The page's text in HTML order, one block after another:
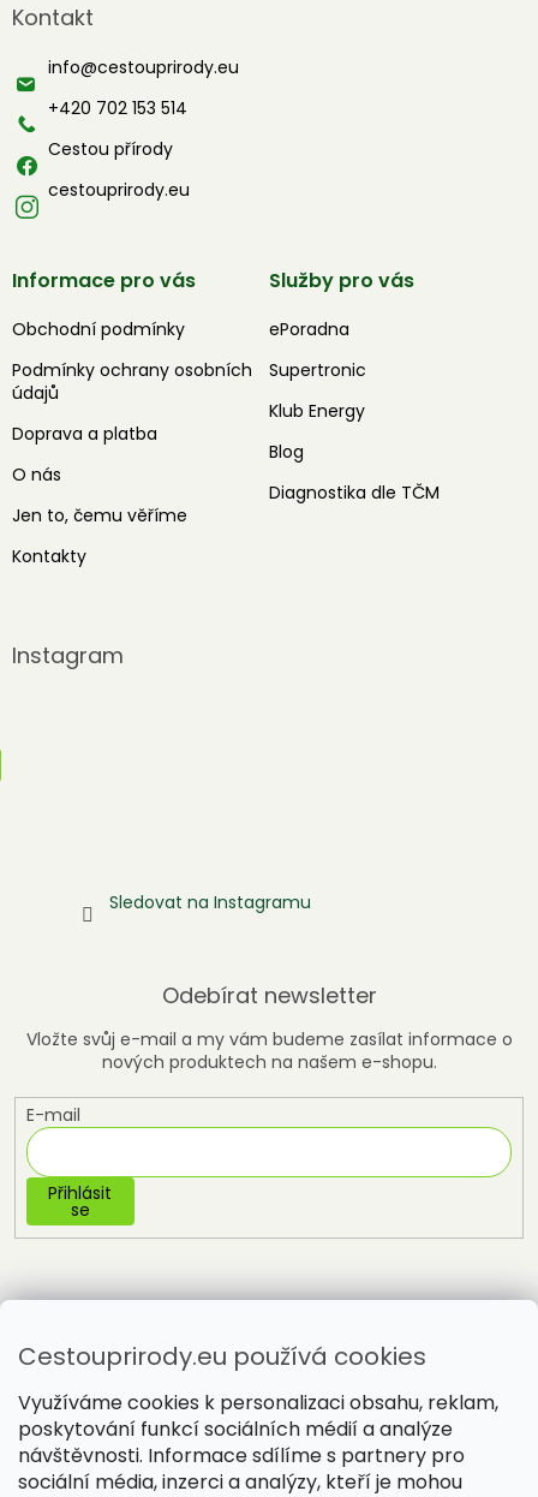
Cestouprirody.eu používá cookies
Využíváme cookies k personalizaci obsahu, reklam,
poskytování funkcí sociálních médií a analýze
návštěvnosti. Informace sdílíme s partnery pro
sociální média, inzerci a analýzy, kteří je mohou
p
t
Kontakt
info@cestouprirody.eu
+420 702 153 514
Cestou přírody
cestouprirody.eu
Informace pro vás
Obchodní podmínky
Podmínky ochrany osobních
údajů
Doprava a platba
O nás
Jen to, čemu věříme
Kontakty
Služby pro vás
ePoradna
Supertronic
Klub Energy
Blog
Diagnostika dle TČM
Instagram
Sledovat na Instagramu
Odebírat newsletter
Vložte svůj e-mail a my vám budeme zasílat informace o
nových produktech na našem e-shopu.
E-mail
Přihlásit
se
Vytvořil Shoptet